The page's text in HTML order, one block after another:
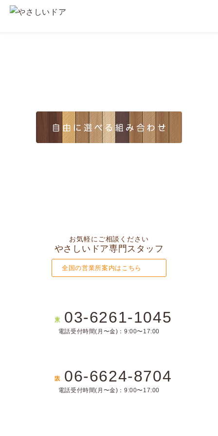
お気軽にご相談ください
やさしいドア専門スタッフ
全国の営業所案内はこちら
03-6261-1045
電話受付時間(月〜金)：9:00〜17:00
06-6624-8704
電話受付時間(月〜金)：9:00〜17:00